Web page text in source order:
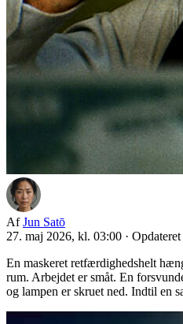
Af Jun Satō
27. maj 2026, kl. 03:00 ·
En maskeret retfærdighedshelt
rum. Arbejdet er småt. En
og lampen er skruet ned. Indtil en